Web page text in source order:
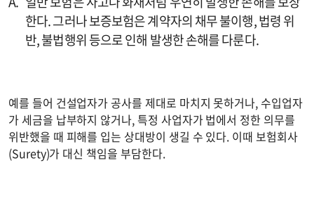
한다. 그러나 보증보험은 계약자의 채무 불이행, 법령 위
반, 불법행위 등으로 인해 발생한 손해를 다룬다.
예를 들어 건설업자가 공사를 제대로 마치지 못하거나, 수입업자
가 세금을 납부하지 않거나, 특정 사업자가 법에서 정한 의무를
위반했을 때 피해를 입는 상대방이 생길 수 있다. 이때 보험회사
(Surety)가 대신 책임을 부담한다.